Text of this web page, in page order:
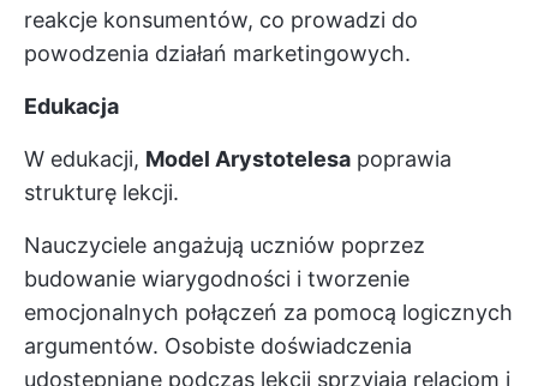
reakcje konsumentów, co prowadzi do
powodzenia działań marketingowych.
Edukacja
W edukacji, Model Arystotelesa poprawia
strukturę lekcji.
Nauczyciele angażują uczniów poprzez
budowanie wiarygodności i tworzenie
emocjonalnych połączeń za pomocą logicznych
argumentów. Osobiste doświadczenia
udostępniane podczas lekcji sprzyjają relacjom i